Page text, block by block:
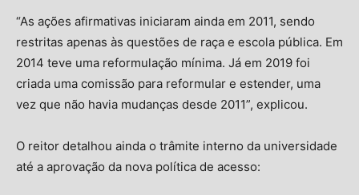
“As ações afirmativas iniciaram ainda em 2011, sendo
restritas apenas às questões de raça e escola pública. Em
2014 teve uma reformulação mínima. Já em 2019 foi
criada uma comissão para reformular e estender, uma
vez que não havia mudanças desde 2011”, explicou.
O reitor detalhou ainda o trâmite interno da universidade
até a aprovação da nova política de acesso: